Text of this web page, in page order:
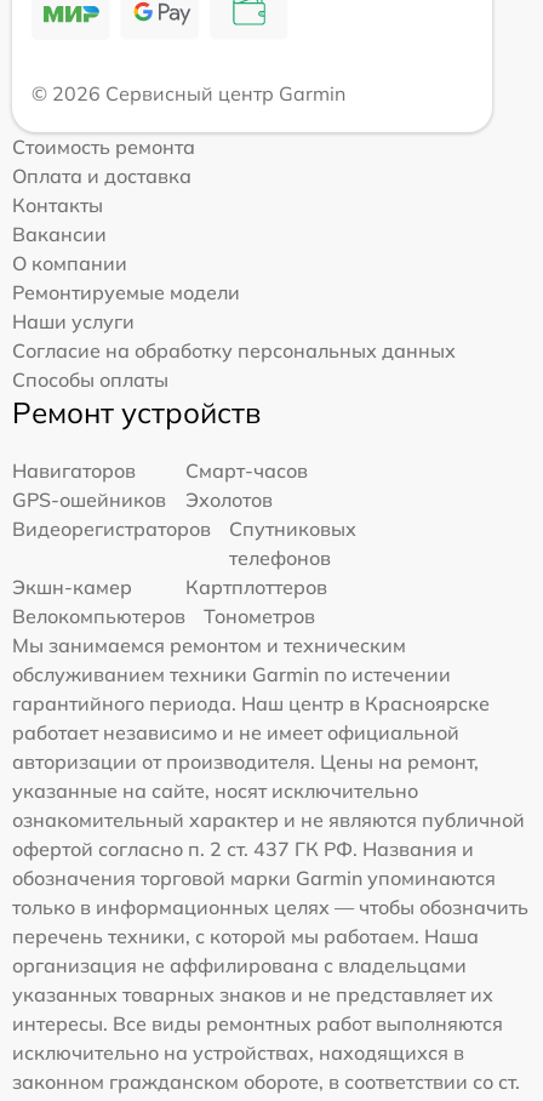
© 2026 Сервисный центр Garmin
Стоимость ремонта
Оплата и доставка
Контакты
Вакансии
О компании
Ремонтируемые модели
Наши услуги
Согласие на обработку персональных данных
Способы оплаты
Ремонт устройств
Навигаторов
Смарт-часов
GPS-ошейников
Эхолотов
Видеорегистраторов
Спутниковых
телефонов
Экшн-камер
Картплоттеров
Велокомпьютеров
Тонометров
Мы занимаемся ремонтом и техническим
обслуживанием техники Garmin по истечении
гарантийного периода. Наш центр в Красноярске
работает независимо и не имеет официальной
авторизации от производителя. Цены на ремонт,
указанные на сайте, носят исключительно
ознакомительный характер и не являются публичной
офертой согласно п. 2 ст. 437 ГК РФ. Названия и
обозначения торговой марки Garmin упоминаются
только в информационных целях — чтобы обозначить
перечень техники, с которой мы работаем. Наша
организация не аффилирована с владельцами
указанных товарных знаков и не представляет их
интересы. Все виды ремонтных работ выполняются
исключительно на устройствах, находящихся в
законном гражданском обороте, в соответствии со ст.